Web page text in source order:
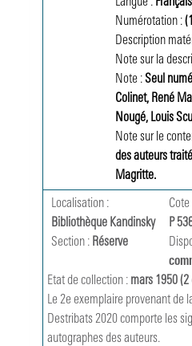
Numérotation :
Description
Note sur la
Note : Seul
Colinet, René
Nougé, Louis
Note sur le
des auteurs
Magritte.
Localisation :
Bibliothèque Kandinsky
Section : Réserve
Cote
P
Etat de collection : mars 1950
Le 2e exemplaire provenant de
Destribats 2020 comporte les
autographes des auteurs.